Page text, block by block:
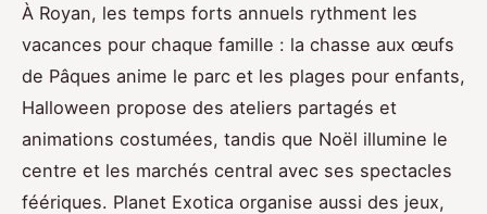
À Royan, les temps forts annuels rythment les
vacances pour chaque famille : la chasse aux œufs
de Pâques anime le parc et les plages pour enfants,
Halloween propose des ateliers partagés et
animations costumées, tandis que Noël illumine le
centre et les marchés central avec ses spectacles
féériques. Planet Exotica organise aussi des jeux,